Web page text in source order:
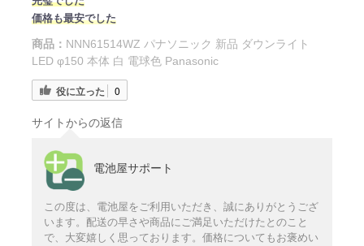
価格も最安でした
商品： NNN61514WZ パナソニック 新品 ダウンライト
LED φ150 本体 白 電球色 Panasonic
役に立った 0
サイトからの返信
電池屋サポート
この度は、電池屋をご利用いただき、誠にありがとうござ
います。配送の早さや商品にご満足いただけたとのこと
で、大変嬉しく思っております。価格についてもお褒めい